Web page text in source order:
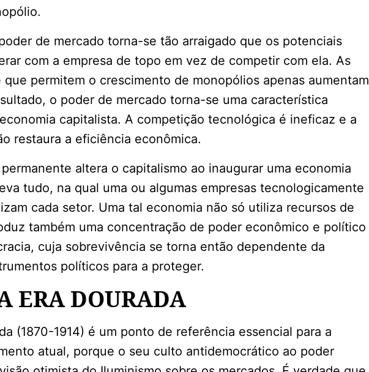
de mercado torna-se tão arraigado que os potenciais
com a empresa de topo em vez de competir com ela. As
permitem o crescimento de monopólios apenas aumentam
o poder de mercado torna-se uma característica
capitalista. A competição tecnológica é ineficaz e a
restaura a eficiência econômica.
altera o capitalismo ao inaugurar uma economia
tudo, na qual uma ou algumas empresas tecnologicamente
cada setor. Uma tal economia não só utiliza recursos de
também uma concentração de poder econômico e político
cuja sobrevivência se torna então dependente da
políticos para a proteger.
ERA DOURADA
(1870-1914) é um ponto de referência essencial para a
atual, porque o seu culto antidemocrático ao poder